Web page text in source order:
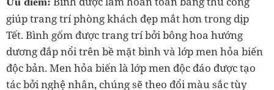
giúp trang trí phòng khách đẹp mắt hơn trong dịp
Tết. Bình gốm được trang trí bởi bông hoa hướng
dương đắp nổi trên bề mặt bình và lớp men hỏa biến
độc bản. Men hỏa biến là lớp men độc đáo được tạo
tác bởi nghệ nhân, chúng sẽ theo đổi màu sắc tùy